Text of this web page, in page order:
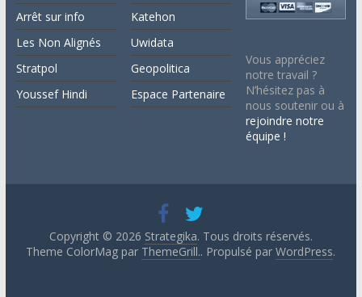
Arrêt sur info
Les Non Alignés
Stratpol
Youssef Hindi
Katehon
Uwidata
Geopolitica
Espace Partenaire
Vous appréciez
notre travail ?
N’hésitez pas à
nous soutenir ou à
rejoindre notre
équipe !
Copyright © 2026 Strategika. Tous droits réservés.
Theme ColorMag par ThemeGrill.. Propulsé parWordPress.